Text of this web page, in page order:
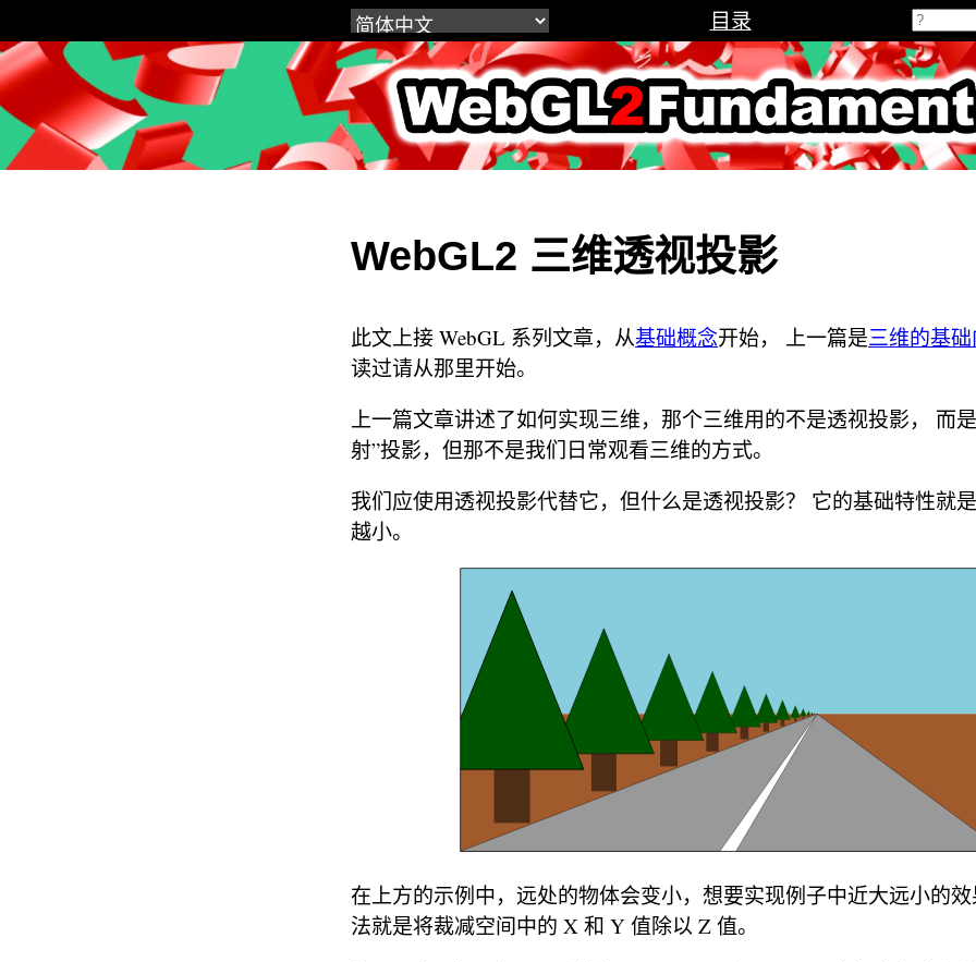
目录
WebGL2 三维透视投影
此文上接 WebGL 系列文章，从基础概念开始， 上一篇是三维的基
读过请从那里开始。
上一篇文章讲述了如何实现三维，那个三维用的不是透视投影， 而
射”投影，但那不是我们日常观看三维的方式。
我们应使用透视投影代替它，但什么是透视投影？ 它的基础特性就
越小。
在上方的示例中，远处的物体会变小，想要实现例子中近大远小的
法就是将裁减空间中的 X 和 Y 值除以 Z 值。